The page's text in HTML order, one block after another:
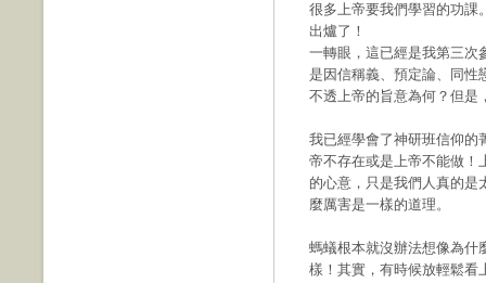
很多上帝要我們學習的功課
出爐了！
一轉眼，這已經是我第三次
是因信稱義、預定論、同
不透上帝的旨意為何？但是
我已經學會了神研班信仰的
帝不存在或是上帝不能做！
的心意，只是我們人真的是
麼厲害是一樣的道理。
螞蟻根本就沒辦法想像為什
樣！其實，有時候放輕鬆看